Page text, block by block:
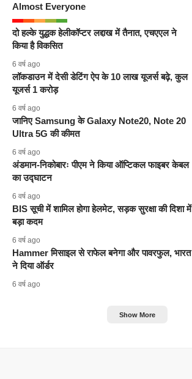
Almost Everyone
दो हल्के युद्धक हेलीकॉप्टर लद्दाख में तैनात, एचएएल ने
किया है विकसित
6 वर्ष ago
लॉकडाउन में देसी डेटिंग ऐप के 10 लाख यूजर्स बढ़े, कुल
यूजर्स 1 करोड़
6 वर्ष ago
जानिए Samsung के Galaxy Note20, Note 20
Ultra 5G की कीमत
6 वर्ष ago
अंडमान-निकोबारः पीएम ने किया ऑप्टिकल फाइबर केबल
का उद्घाटन
6 वर्ष ago
BIS सूची में शामिल होगा हेलमेट, सड़क सुरक्षा की दिशा में
बड़ा कदम
6 वर्ष ago
Hammer मिसाइल से राफेल बनेगा और पावरफुल, भारत
ने दिया ऑर्डर
6 वर्ष ago
Show More